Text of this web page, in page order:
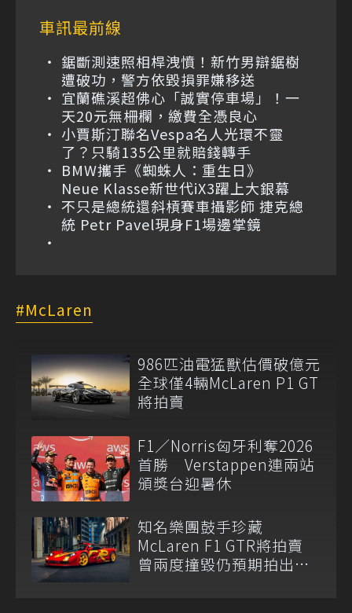
車訊最前線
鋸斷測速照相桿洩憤！新竹男辯鋸樹
遭破功，警方依毀損罪嫌移送
宜蘭礁溪超佛心「誠實停車場」！一
天20元無柵欄，繳費全憑良心
小賈斯汀聯名Vespa名人光環不靈
了？只騎135公里就賠錢轉手
BMW攜手《蜘蛛人：重生日》
Neue Klasse新世代iX3躍上大銀幕
不只是總統還斜槓賽車攝影師 捷克總
統 Petr Pavel現身F1場邊掌鏡
McLaren
986匹油電猛獸估價破億元
全球僅4輛McLaren P1 GT
將拍賣
F1／Norris匈牙利奪2026
首勝 Verstappen連兩站
頒獎台迎暑休
知名樂團鼓手珍藏
McLaren F1 GTR將拍賣
曾兩度撞毀仍預期拍出天